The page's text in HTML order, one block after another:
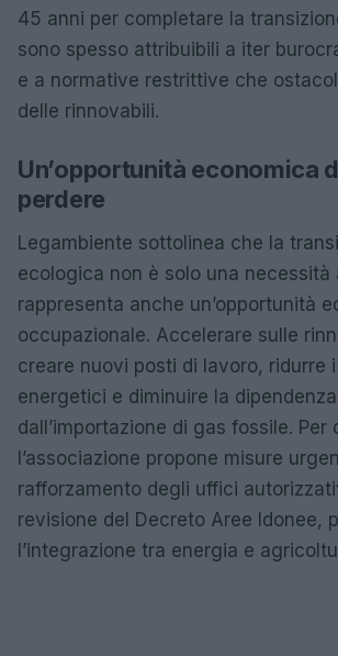
45 anni per completare la
sono spesso attribuibili a iter
e a normative restrittive che
delle rinnovabili.
Un’opportunità economica
perdere
Legambiente sottolinea che la
ecologica non è solo una necessità
rappresenta anche un’opportunità
occupazionale. Accelerare sulle
creare nuovi posti di lavoro, ridurre
energetici e diminuire la dipendenza
dall’importazione di gas fossile. Per
l’associazione propone misure
rafforzamento degli uffici
revisione del Decreto Aree Idonee,
l’integrazione tra energia e